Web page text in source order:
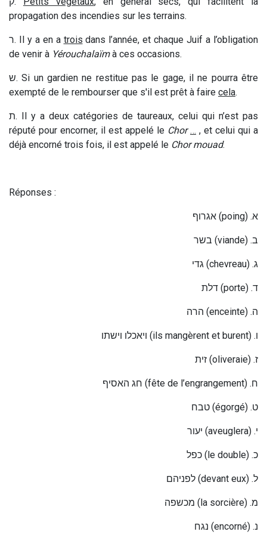
propagation des incendies sur les terrains.
ר. Il y a en a trois dans l’année, et chaque Juif a l’obligation
de venir à Yérouchalaïmà ces occasions.
ש. Si un gardien ne restitue pas le gage, il ne pourra être
exempté de le rembourser que s'il est prêt à faire cela.
ת. Il y a deux catégories de taureaux, celui qui n’est pas
réputé pour encorner, il est appelé le Chor … , et celui qui a
déjà encorné trois fois, il est appelé le Chor mouad.
Réponses :
אגרוף (poing) .א
בשר (viande) .ב
גדי (chevreau) .ג
(porte) .ד
הרה (enceinte) .ה
(ils mangèrent et burent) .ו
זית (oliveraie) .ז
חג האסיף (fête de l’engrangement) .ח
טבח (égorgé) .ט
יעור (aveuglera) .י
כפל (le double) .כ
לפניהם (devant eux) .ל
מכשפה (la sorcière) .מ
נגח (encorné) .נ